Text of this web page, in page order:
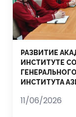
РАЗВИТИЕ
ИНСТИТУТЕ
ИНСТИТУТА
11/06/2026